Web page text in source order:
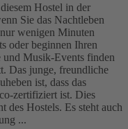
Hostel in der
Sie das Nachtleben
wenigen Minuten
oder beginnen Ihren
und Musik-Events finden
Das junge, freundliche
ist, dass das
zertifiziert ist. Dies
des Hostels. Es steht auch
...